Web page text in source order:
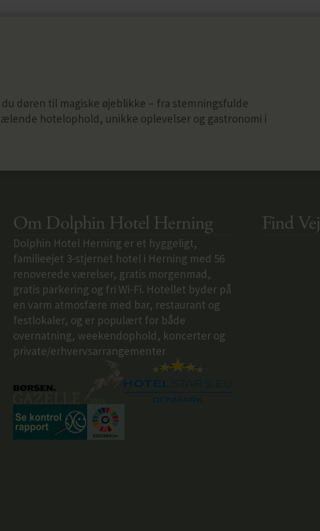
døren til magiske øjeblikke – fra stemningsfulde
hotelophold, unikke oplevelser og gastronomi i
Om Dolphin Hotel Herning
Dolphin Hotel Herning er et hyggeligt,
familieejet 3-stjernet hotel i Herning med 56
renoverede værelser, gratis morgenmad,
gratis parkering og fri Wi-Fi. Hotellet byder på
en varm atmosfære med bar, restaurant og
festlokaler, og er populært for både
overnatning, weekendophold, koncerter og
private/erhvervsarrangementer
Find Vej